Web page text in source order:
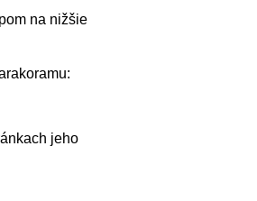
na nižšie
jeho